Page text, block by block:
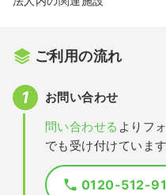
ご利用の流れ
お問い合わせ
問い合わせる よりフ
でも受け付けています
0120-512-